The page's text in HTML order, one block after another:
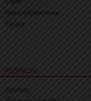
Івано-Франківськ
Луцьк
РЕДАКЦІЯ
Про нас